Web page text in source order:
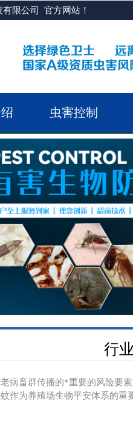
限公司 官方网站！
虫害控制
行
畜群传播的*重要的风险要素
作为养殖场生物平安体系的